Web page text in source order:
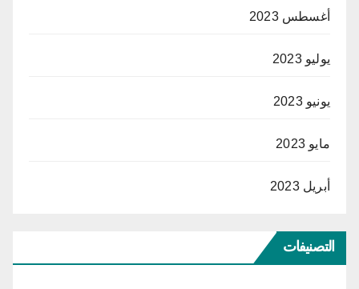
أغسطس 2023
يوليو 2023
يونيو 2023
مايو 2023
أبريل 2023
التصنيفات